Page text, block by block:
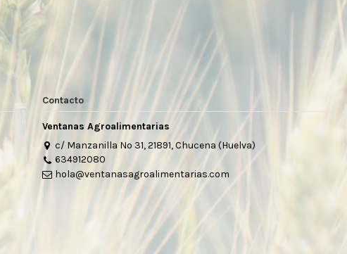
Contacto
Ventanas Agroalimentarias
c/ Manzanilla Nº 31, 21891, Chucena (Huelva)
634912080
hola@ventanasagroalimentarias.com